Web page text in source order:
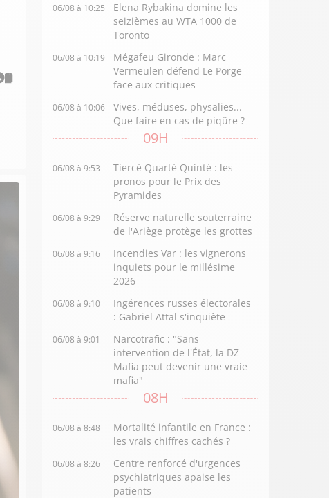
06/08 à 10:25
Elena Rybakina domine les
seizièmes au WTA 1000 de
Toronto
06/08 à 10:19
Mégafeu Gironde : Marc
Vermeulen défend Le Porge
face aux critiques
06/08 à 10:06
Vives, méduses, physalies...
Que faire en cas de piqûre ?
09H
06/08 à 9:53
Tiercé Quarté Quinté : les
pronos pour le Prix des
Pyramides
06/08 à 9:29
Réserve naturelle souterraine
de l'Ariège protège les grottes
06/08 à 9:16
Incendies Var : les vignerons
inquiets pour le millésime
2026
06/08 à 9:10
Ingérences russes électorales
: Gabriel Attal s'inquiète
06/08 à 9:01
Narcotrafic : "Sans
intervention de l'État, la DZ
Mafia peut devenir une vraie
mafia"
08H
06/08 à 8:48
Mortalité infantile en France :
les vrais chiffres cachés ?
06/08 à 8:26
Centre renforcé d'urgences
psychiatriques apaise les
patients